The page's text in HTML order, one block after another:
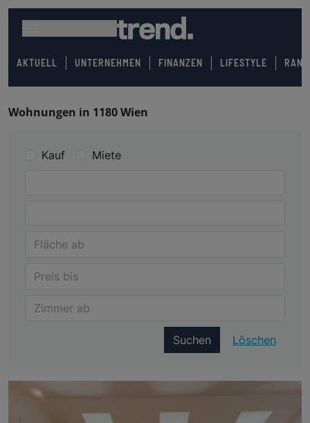
AKTUELL UNTERNEHMEN FINANZEN LIFESTYLE
Wohnungen in 1180 Wien
Kauf Miete
Suchen Löschen